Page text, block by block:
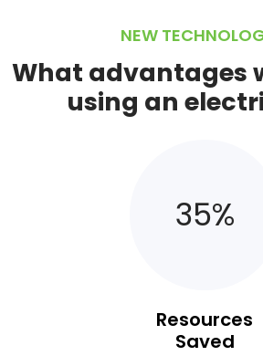
NEW
What advantages
using an
35%
Resources
Saved